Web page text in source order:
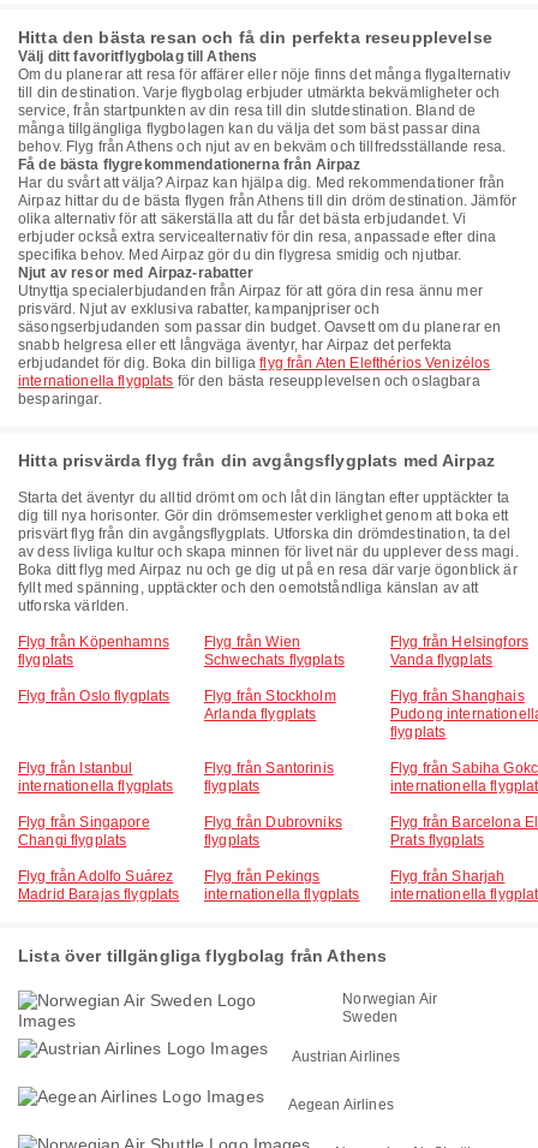
Hitta den bästa resan och få din perfekta reseupplevelse
Välj ditt favoritflygbolag till Athens
Om du planerar att resa för affärer eller nöje finns det många flygalternativ
till din destination. Varje flygbolag erbjuder utmärkta bekvämligheter och
service, från startpunkten av din resa till din slutdestination. Bland de
många tillgängliga flygbolagen kan du välja det som bäst passar dina
behov. Flyg från Athens och njut av en bekväm och tillfredsställande resa.
Få de bästa flygrekommendationerna från Airpaz
Har du svårt att välja? Airpaz kan hjälpa dig. Med rekommendationer från
Airpaz hittar du de bästa flygen från Athens till din dröm destination. Jämför
olika alternativ för att säkerställa att du får det bästa erbjudandet. Vi
erbjuder också extra servicealternativ för din resa, anpassade efter dina
specifika behov. Med Airpaz gör du din flygresa smidig och njutbar.
Njut av resor med Airpaz-rabatter
Utnyttja specialerbjudanden från Airpaz för att göra din resa ännu mer
prisvärd. Njut av exklusiva rabatter, kampanjpriser och
säsongserbjudanden som passar din budget. Oavsett om du planerar en
snabb helgresa eller ett långväga äventyr, har Airpaz det perfekta
erbjudandet för dig. Boka din billigaflyg från Aten Elefthérios Venizélos
internationella flygplats för den bästa reseupplevelsen och oslagbara
besparingar.
Hitta prisvärda flyg från din avgångsflygplats med Airpaz
Starta det äventyr du alltid drömt om och låt din längtan efter upptäckter ta
dig till nya horisonter. Gör din drömsemester verklighet genom att boka ett
prisvärt flyg från din avgångsflygplats. Utforska din drömdestination, ta del
av dess livliga kultur och skapa minnen för livet när du upplever dess magi.
Boka ditt flyg med Airpaz nu och ge dig ut på en resa där varje ögonblick är
fyllt med spänning, upptäckter och den oemotståndliga känslan av att
utforska världen.
Flyg från Köpenhamns
flygplats
Flyg från Wien
Schwechats flygplats
Flyg från Helsingfors
Vanda flygplats
Flyg från Oslo flygplats
Flyg från Stockholm
Arlanda flygplats
Flyg från Shanghais
Pudong
flygplats
Flyg från Istanbul
internationella flygplats
Flyg från Santorinis
flygplats
Flyg från Sabiha
internationella
Flyg från Singapore
Changi flygplats
Flyg från Dubrovniks
flygplats
Flyg från Barcelona El
Prats flygplats
Flyg från Adolfo Suárez
Madrid Barajas flygplats
Flyg från Pekings
internationella flygplats
Flyg från Sharjah
internationella
Lista över tillgängliga flygbolag från Athens
Norwegian Air
Sweden
Austrian Airlines
Aegean Airlines